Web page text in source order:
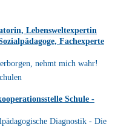
Lebensweltexpertin
Fachexperte
nehmt mich wahr!
Schule -
Diagnostik - Die